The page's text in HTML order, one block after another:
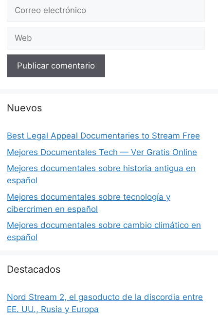
Correo
Web
Nuevos
Best Legal Appeal Documentaries to Stream Free
Mejores Documentales Tech — Ver Gratis Online
Mejores documentales sobre historia antigua en
español
Mejores documentales sobre tecnología y
cibercrimen en español
Mejores documentales sobre cambio climático en
español
Destacados
Nord Stream 2, el gasoducto de la discordia entre
EE. UU., Rusia y Europa